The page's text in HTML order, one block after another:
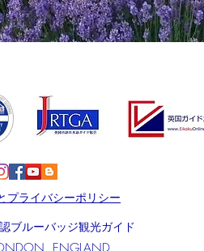
プライバシーポリシー
ブルーバッジ観光ガイド
ENGLAND